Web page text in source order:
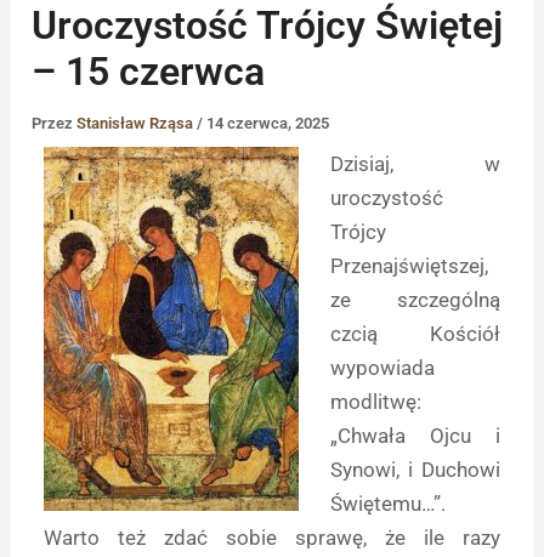
Uroczystość Trójcy Świętej
– 15 czerwca
PrzezStanisław Rząsa/ 14 czerwca, 2025
Dzisiaj, w
uroczystość
Trójcy
Przenajświętszej,
ze szczególną
czcią Kościół
wypowiada
modlitwę:
„Chwała Ojcu i
Synowi, i Duchowi
Świętemu…”.
Warto też zdać sobie sprawę, że ile razy